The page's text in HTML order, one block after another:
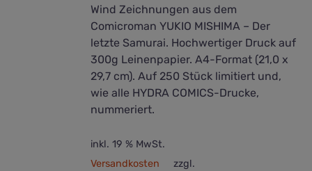
Wind Zeichnungen aus dem
Comicroman YUKIO MISHIMA – Der
letzte Samurai. Hochwertiger Druck auf
300g Leinenpapier. A4-Format (21,0 x
29,7 cm). Auf 250 Stück limitiert und,
wie alle HYDRA COMICS-Drucke,
nummeriert.
inkl. 19 % MwSt.
zzgl.
Versandkosten